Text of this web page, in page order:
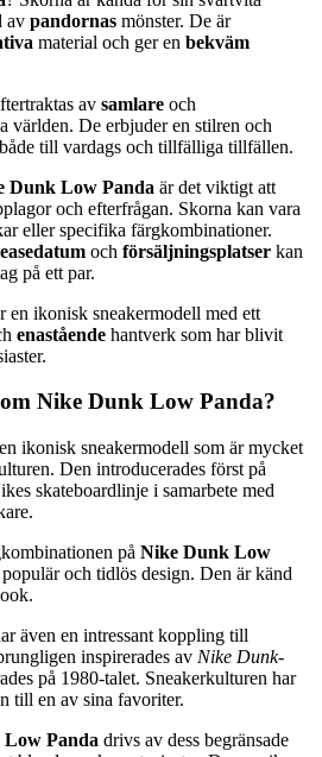
av pandornas mönster. De är
material och ger en bekväm
av samlare och
världen. De erbjuder en stilren och
till vardags och tillfälliga tillfällen.
Dunk Low Panda är det viktigt att
och efterfrågan. Skorna kan vara
eller specifika färgkombinationer.
och försäljningsplatser kan
på ett par.
en ikonisk sneakermodell med ett
enastående hantverk som har blivit
Nike Dunk Low Panda?
ikonisk sneakermodell som är mycket
Den introducerades först på
skateboardlinje i samarbete med
på Nike Dunk Low
och tidlös design. Den är känd
även en intressant koppling till
inspirerades av Nike Dunk-
på 1980-talet. Sneakerkulturen har
till en av sina favoriter.
Panda drivs av dess begränsade